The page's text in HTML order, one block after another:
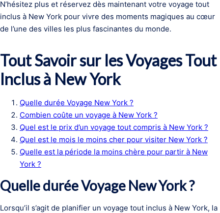
N’hésitez plus et réservez dès maintenant votre voyage tout
inclus à New York pour vivre des moments magiques au cœur
de l’une des villes les plus fascinantes du monde.
Tout Savoir sur les Voyages Tout
Inclus à New York
Quelle durée Voyage New York ?
Combien coûte un voyage à New York ?
Quel est le prix d’un voyage tout compris à New York ?
Quel est le mois le moins cher pour visiter New York ?
Quelle est la période la moins chère pour partir à New
York ?
Quelle durée Voyage New York ?
Lorsqu’il s’agit de planifier un voyage tout inclus à New York, la